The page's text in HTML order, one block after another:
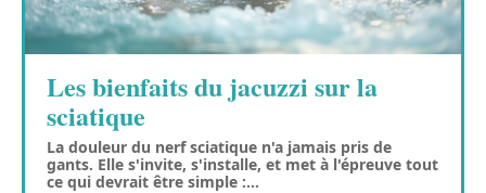
Les bienfaits du jacuzzi sur la
sciatique
La douleur du nerf sciatique n'a jamais pris de
gants. Elle s'invite, s'installe, et met à l'épreuve tout
ce qui devrait être simple :…